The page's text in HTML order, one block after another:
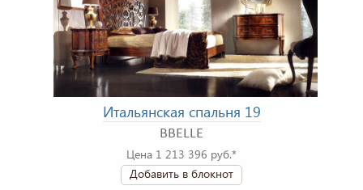
Итальянская спальня 19
BBELLE
Цена 1 213 396 руб.*
Добавить в блокнот